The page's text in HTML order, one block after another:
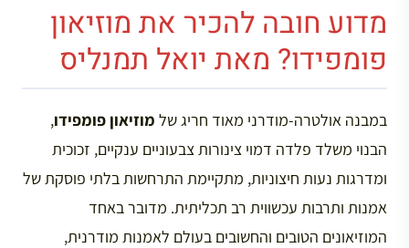
מדוע חובה להכיר את מוזיאון
פומפידו? מאת יואל תמנליס
במבנה אולטרה-מודרני מאוד חריג של מוזיאון פומפידו,
הבנוי משלד פלדה דמוי צינורות צבעוניים ענקיים, זכוכית
ומדרגות נעות חיצוניות, מתקיימת התרחשות בלתי פוסקת של
אמנות ותרבות עכשווית רב תכליתית. מדובר באחד
המוזיאונים הטובים והחשובים בעולם לאמנות מודרנית,